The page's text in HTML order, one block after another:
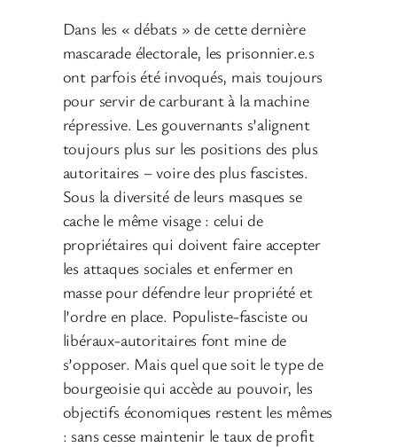
Dans les « débats » de cette dernière
mascarade électorale, les prisonnier.e.s
ont parfois été invoqués, mais toujours
pour servir de carburant à la machine
répressive. Les gouvernants s’alignent
toujours plus sur les positions des plus
autoritaires – voire des plus fascistes.
Sous la diversité de leurs masques se
cache le même visage : celui de
propriétaires qui doivent faire accepter
les attaques sociales et enfermer en
masse pour défendre leur propriété et
l’ordre en place. Populiste-fasciste ou
libéraux-autoritaires font mine de
s’opposer. Mais quel que soit le type de
bourgeoisie qui accède au pouvoir, les
objectifs économiques restent les mêmes
: sans cesse maintenir le taux de profit